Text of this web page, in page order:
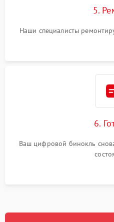
5.
Наши специалисты
6.
Ваш цифровой бинокль